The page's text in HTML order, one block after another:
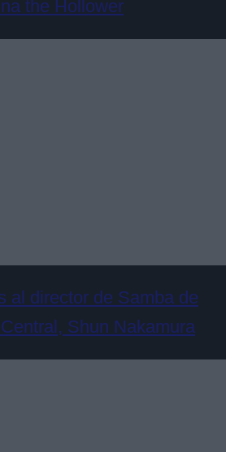
the Hollower
al director de Samba de
Shun Nakamura